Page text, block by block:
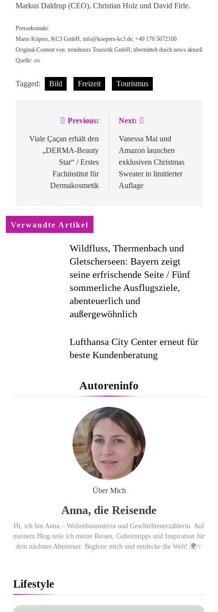
Markus Daldrup (CEO), Christian Holz und David Firle.
Pressekontakt:
Mario Köpers, KC3 GmbH, info@koepers-kc3.de, +49 170 5672100
Original-Content von: trendtours Touristik GmbH, übermittelt durch news aktuell
Quelle: ots
Tagged: Bild Freizeit Tourismus
Beitragsnavigation
Previous:
Viale Çaçan erhält den
„DERMA-Beauty
Star“ / Erstes
Fachinstitut für
Dermakosmetik
Next:
Vanessa Mai und
Amazon launchen
exklusiven Christmas
Sweater in limitierter
Auflage
Verwandte Artikel
Wildfluss, Thermenbach und
Gletscherseen: Bayern zeigt
seine erfrischende Seite / Fünf
sommerliche Ausflugsziele,
abenteuerlich und
außergewöhnlich
Lufthansa City Center erneut für
beste Kundenberatung
Studie sieht LCC zum siebten
Mal in Folge vorn
Cool down am Hintertuxer
Gletscher
Ägypten erleben mit Builder
Travel: sicher, persönlich und gut
begleitet
Autoreninfo
Über Mich
Anna, die Reisende
Hi, ich bin Anna – Weltenbummlerin und Geschichtenerzählerin. Auf
meinem Blog teile ich meine Reisen, Geheimtipps und Inspiration für
dein nächstes Abenteuer. Begleite mich und entdecke die Welt! 🌍✨
Lifestyle